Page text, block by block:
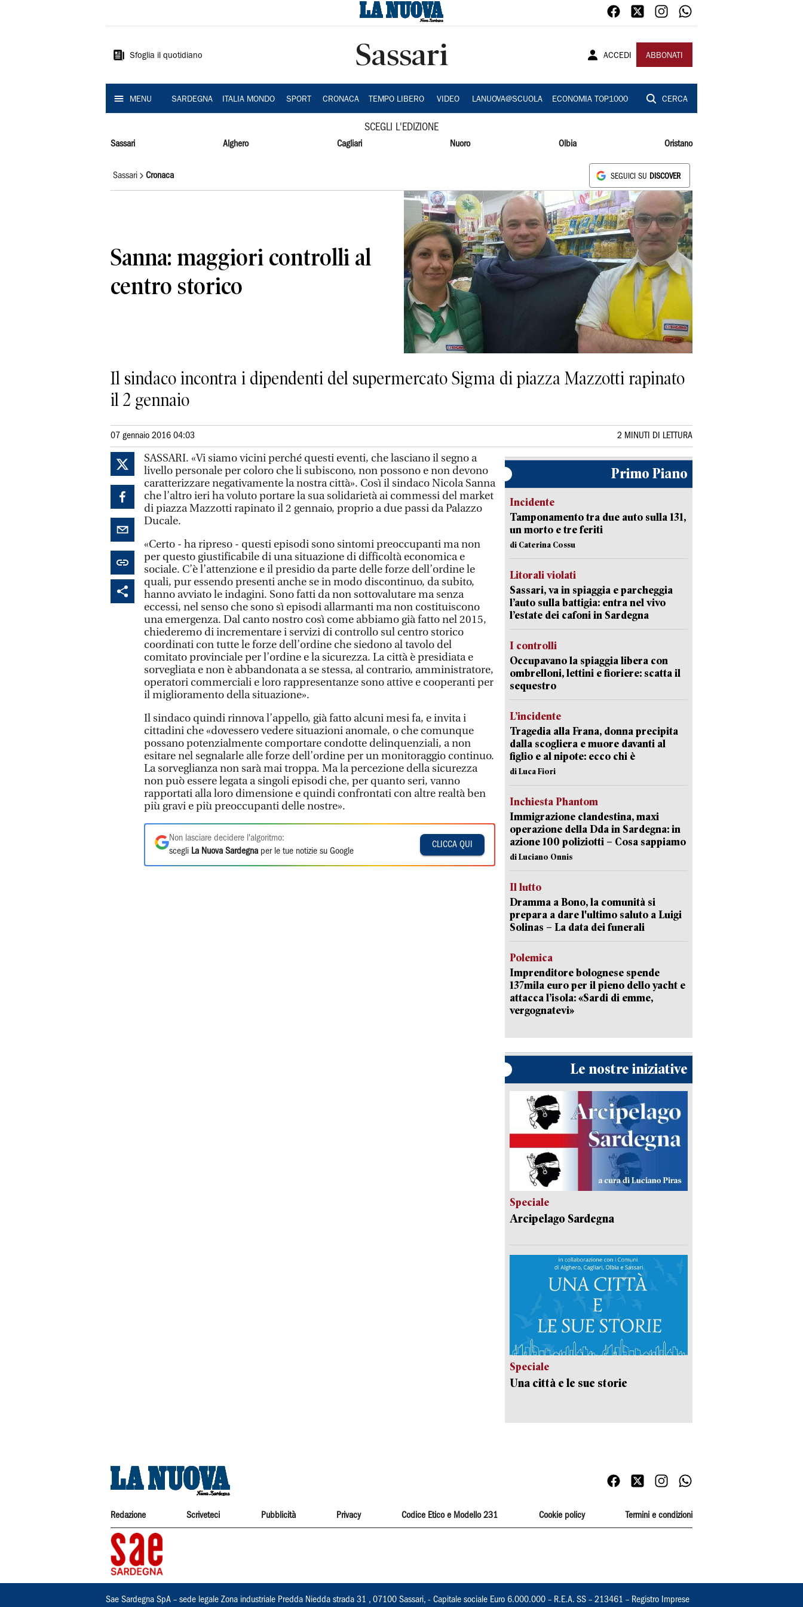
Sardegna
Sfoglia il quotidiano Sassari ACCEDI ABBONATI
MENU SARDEGNA ITALIA MONDO SPORT CRONACA TEMPO LIBERO VIDEO LANUOVA@SCUOLA ECONOMIA TOP1000 CERCA
SCEGLI L'EDIZIONE
Sassari Alghero Cagliari Nuoro Olbia Oristano
Sassari Cronaca SEGUICI SU DISCOVER
Sanna: maggiori controlli al
centro storico
Il sindaco incontra i dipendenti del supermercato Sigma di piazza Mazzotti rapinato
il 2 gennaio
07 gennaio 2016 04:03 2 MINUTI DI LETTURA
SASSARI. «Vi siamo vicini perché questi eventi, che lasciano il segno a
livello personale per coloro che li subiscono, non possono e non devono
caratterizzare negativamente la nostra città». Così il sindaco Nicola Sanna
che l’altro ieri ha voluto portare la sua solidarietà ai commessi del market
di piazza Mazzotti rapinato il 2 gennaio, proprio a due passi da Palazzo
Ducale.
«Certo - ha ripreso - questi episodi sono sintomi preoccupanti ma non
per questo giustificabile di una situazione di difficoltà economica e
sociale. C’è l’attenzione e il presidio da parte delle forze dell’ordine le
quali, pur essendo presenti anche se in modo discontinuo, da subito,
hanno avviato le indagini. Sono fatti da non sottovalutare ma senza
eccessi, nel senso che sono sì episodi allarmanti ma non costituiscono
una emergenza. Dal canto nostro così come abbiamo già fatto nel 2015,
chiederemo di incrementare i servizi di controllo sul centro storico
coordinati con tutte le forze dell’ordine che siedono al tavolo del
comitato provinciale per l’ordine e la sicurezza. La città è presidiata e
sorvegliata e non è abbandonata a se stessa, al contrario, amministratore,
operatori commerciali e loro rappresentanze sono attive e cooperanti per
il miglioramento della situazione».
Il sindaco quindi rinnova l’appello, già fatto alcuni mesi fa, e invita i
cittadini che «dovessero vedere situazioni anomale, o che comunque
possano potenzialmente comportare condotte delinquenziali, a non
esitare nel segnalarle alle forze dell’ordine per un monitoraggio continuo.
La sorveglianza non sarà mai troppa. Ma la percezione della sicurezza
non può essere legata a singoli episodi che, per quanto seri, vanno
rapportati alla loro dimensione e quindi confrontati con altre realtà ben
più gravi e più preoccupanti delle nostre».
Non lasciare decidere l'algoritmo:
scegli La Nuova Sardegna per le tue notizie su Google
CLICCA QUI
Primo Piano
Incidente
Tamponamento tra due auto sulla 131,
un morto e tre feriti
di Caterina Cossu
Litorali violati
Sassari, va in spiaggia e parcheggia
l’auto sulla battigia: entra nel vivo
l’estate dei cafoni in Sardegna
I controlli
Occupavano la spiaggia libera con
ombrelloni, lettini e fioriere: scatta il
sequestro
L’incidente
Tragedia alla Frana, donna precipita
dalla scogliera e muore davanti al
figlio e al nipote: ecco chi è
di Luca Fiori
Inchiesta Phantom
Immigrazione clandestina, maxi
operazione della Dda in Sardegna: in
azione 100 poliziotti – Cosa sappiamo
di Luciano Onnis
Il lutto
Dramma a Bono, la comunità si
prepara a dare l'ultimo saluto a Luigi
Solinas – La data dei funerali
Polemica
Imprenditore bolognese spende
137mila euro per il pieno dello yacht e
attacca l’isola: «Sardi di emme,
vergognatevi»
Le nostre iniziative
Speciale
Arcipelago Sardegna
Speciale
Una città e le sue storie
Redazione Scriveteci Pubblicità Privacy Codice Etico e Modello 231 Cookie policy Termini e condizioni
Sae Sardegna SpA – sede legale Zona industriale Predda Niedda strada 31 , 07100 Sassari, - Capitale sociale Euro 6.000.000 – R.E.A. SS – 213461 – Registro Imprese